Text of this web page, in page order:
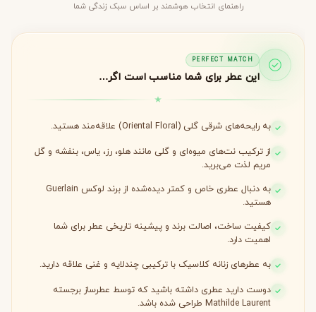
راهنمای انتخاب هوشمند بر اساس سبک زندگی شما
PERFECT MATCH
این عطر برای شما مناسب است اگر…
به رایحه‌های شرقی گلی (Oriental Floral) علاقه‌مند هستید.
از ترکیب نت‌های میوه‌ای و گلی مانند هلو، رز، یاس، بنفشه و گل
مریم لذت می‌برید.
به دنبال عطری خاص و کمتر دیده‌شده از برند لوکس Guerlain
هستید.
کیفیت ساخت، اصالت برند و پیشینه تاریخی عطر برای شما
اهمیت دارد.
به عطرهای زنانه کلاسیک با ترکیبی چندلایه و غنی علاقه دارید.
دوست دارید عطری داشته باشید که توسط عطرساز برجسته
Mathilde Laurent طراحی شده باشد.